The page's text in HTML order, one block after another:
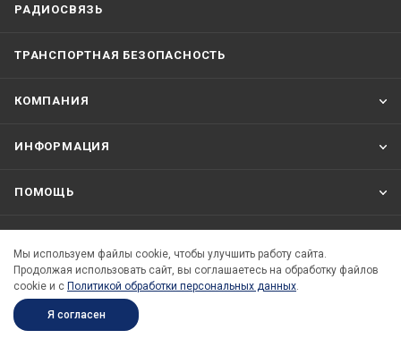
РАДИОСВЯЗЬ
ТРАНСПОРТНАЯ БЕЗОПАСНОСТЬ
КОМПАНИЯ
ИНФОРМАЦИЯ
ПОМОЩЬ
8 800 333 70 71
info@seacomm.ru
Санкт-Петербург, Двинская улица, д.12
Мы используем файлы cookie, чтобы улучшить работу сайта.
Продолжая использовать сайт, вы соглашаетесь на обработку файлов
cookie и c Политикой обработки персональных данных.
Я согласен